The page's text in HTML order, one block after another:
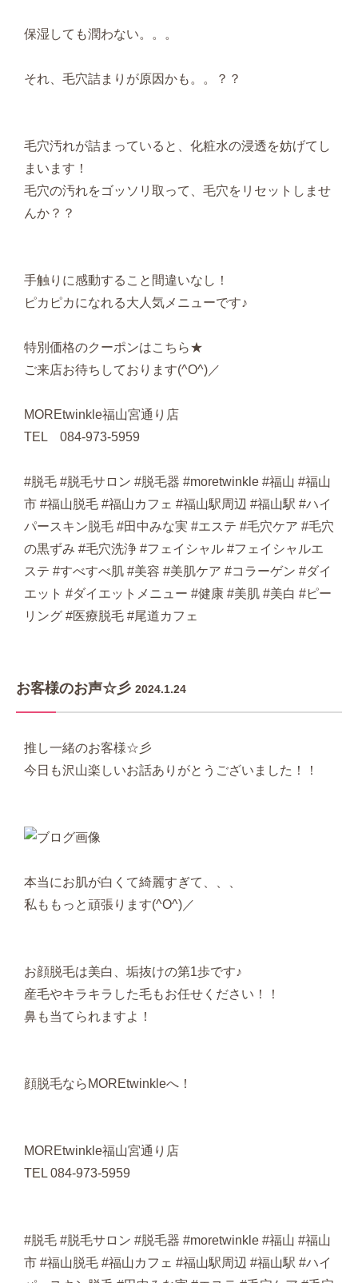
保湿しても潤わない。。。
それ、毛穴詰まりが原因かも。。？？
毛穴汚れが詰まっていると、化粧水の浸透を妨げてし
まいます！
毛穴の汚れをゴッソリ取って、毛穴をリセットしませ
んか？？
手触りに感動すること間違いなし！
ピカピカになれる大人気メニューです♪
特別価格のクーポンはこちら★
ご来店お待ちしております(^O^)／
MOREtwinkle福山宮通り店
TEL 084-973-5959
#脱毛 #脱毛サロン #脱毛器 #moretwinkle #福山 #福山
市 #福山脱毛 #福山カフェ #福山駅周辺 #福山駅 #ハイ
パースキン脱毛 #田中みな実 #エステ #毛穴ケア #毛穴
の黒ずみ #毛穴洗浄 #フェイシャル #フェイシャルエ
ステ #すべすべ肌 #美容 #美肌ケア #コラーゲン #ダイ
エット #ダイエットメニュー #健康 #美肌 #美白 #ピー
リング #医療脱毛 #尾道カフェ
お客様のお声☆彡 2024.1.24
推し一緒のお客様☆彡
今日も沢山楽しいお話ありがとうございました！！
本当にお肌が白くて綺麗すぎて、、、
私ももっと頑張ります(^O^)／
お顔脱毛は美白、垢抜けの第1歩です♪
産毛やキラキラした毛もお任せください！！
鼻も当てられますよ！
顔脱毛ならMOREtwinkleへ！
MOREtwinkle福山宮通り店
TEL 084-973-5959
#脱毛 #脱毛サロン #脱毛器 #moretwinkle #福山 #福山
市 #福山脱毛 #福山カフェ #福山駅周辺 #福山駅 #ハイ